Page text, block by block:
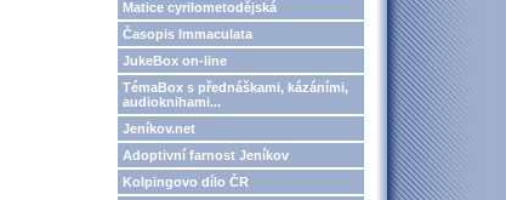
Matice cyrilometodějská
Časopis Immaculata
JukeBox on-line
TémaBox s přednáškami, kázáními,
audioknihami...
Jeníkov.net
Adoptivní farnost Jeníkov
Kolpingovo dílo ČR